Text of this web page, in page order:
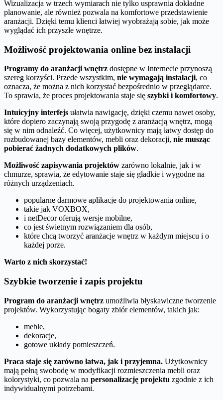
Wizualizacja w trzech wymiarach nie tylko usprawnia dokładne
planowanie, ale również pozwala na komfortowe przedstawienie
aranżacji. Dzięki temu klienci łatwiej wyobrażają sobie, jak może
wyglądać ich przyszłe wnętrze.
Możliwość projektowania online bez instalacji
Programy do aranżacji wnętrz dostępne w Internecie przynoszą
szereg korzyści. Przede wszystkim, nie wymagają instalacji, co
oznacza, że można z nich korzystać bezpośrednio w przeglądarce.
To sprawia, że proces projektowania staje się szybki i komfortowy.
Intuicyjny interfejs ułatwia nawigację, dzięki czemu nawet osoby,
które dopiero zaczynają swoją przygodę z aranżacją wnętrz, mogą
się w nim odnaleźć. Co więcej, użytkownicy mają łatwy dostęp do
rozbudowanej bazy elementów, mebli oraz dekoracji, nie musząc
pobierać żadnych dodatkowych plików.
Możliwość zapisywania projektów zarówno lokalnie, jak i w
chmurze, sprawia, że edytowanie staje się gładkie i wygodne na
różnych urządzeniach.
popularne darmowe aplikacje do projektowania online,
takie jak VOXBOX,
i netDecor oferują wersje mobilne,
co jest świetnym rozwiązaniem dla osób,
które chcą tworzyć aranżacje wnętrz w każdym miejscu i o
każdej porze.
Warto z nich skorzystać!
Szybkie tworzenie i zapis projektu
Program do aranżacji wnętrz umożliwia błyskawiczne tworzenie
projektów. Wykorzystując bogaty zbiór elementów, takich jak:
meble,
dekoracje,
gotowe układy pomieszczeń.
Praca staje się zarówno łatwa, jak i przyjemna. Użytkownicy
mają pełną swobodę w modyfikacji rozmieszczenia mebli oraz
kolorystyki, co pozwala na personalizację projektu zgodnie z ich
indywidualnymi potrzebami.